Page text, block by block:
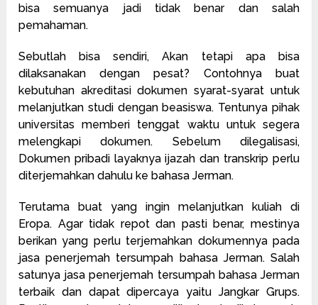
bisa semuanya jadi tidak benar dan salah
pemahaman.
Sebutlah bisa sendiri, Akan tetapi apa bisa
dilaksanakan dengan pesat? Contohnya buat
kebutuhan akreditasi dokumen syarat-syarat untuk
melanjutkan studi dengan beasiswa. Tentunya pihak
universitas memberi tenggat waktu untuk segera
melengkapi dokumen. Sebelum dilegalisasi,
Dokumen pribadi layaknya ijazah dan transkrip perlu
diterjemahkan dahulu ke bahasa Jerman.
Terutama buat yang ingin melanjutkan kuliah di
Eropa. Agar tidak repot dan pasti benar, mestinya
berikan yang perlu terjemahkan dokumennya pada
jasa penerjemah tersumpah bahasa Jerman. Salah
satunya jasa penerjemah tersumpah bahasa Jerman
terbaik dan dapat dipercaya yaitu Jangkar Grups.